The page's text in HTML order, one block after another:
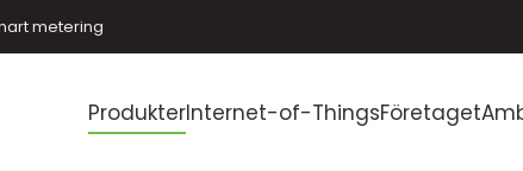
metering
ProdukterInternet-of-ThingsFöretaget